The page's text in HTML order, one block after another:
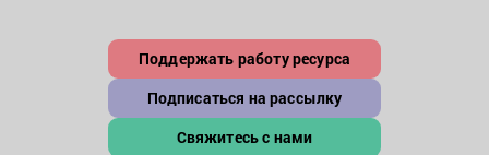
Поддержать работу ресурса
Подписаться на рассылку
Свяжитесь с нами